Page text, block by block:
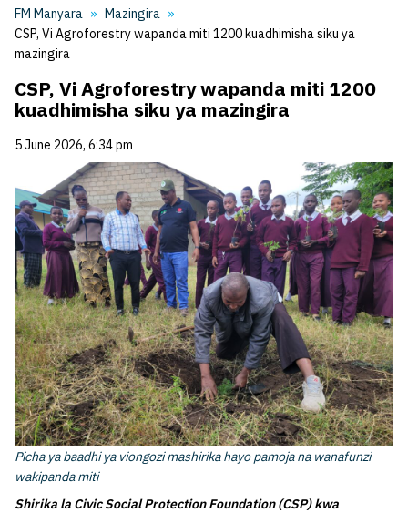
FM Manyara
Mazingira
CSP, Vi Agroforestry wapanda miti 1200 kuadhimisha siku ya
mazingira
CSP, Vi Agroforestry wapanda miti 1200
kuadhimisha siku ya mazingira
5 June 2026, 6:34 pm
Picha ya baadhi ya viongozi mashirika hayo pamoja na wanafunzi
wakipanda miti
Shirika la Civic Social Protection Foundation (CSP) kwa